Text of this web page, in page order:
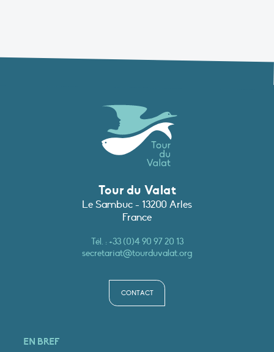
Tour du Valat
Le Sambuc - 13200 Arles
France
Tél. :+33 (0)4 90 97 20 13
secretariat@tourduvalat.org
CONTACT
EN BREF